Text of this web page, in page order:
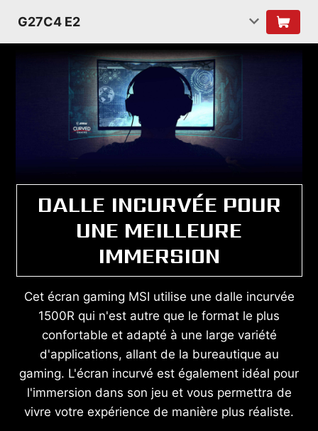
G27C4 E2
DALLE INCURVÉE POUR
UNE MEILLEURE
IMMERSION
Cet écran gaming MSI utilise une dalle incurvée
1500R qui n'est autre que le format le plus
confortable et adapté à une large variété
d'applications, allant de la bureautique au
gaming. L'écran incurvé est également idéal pour
l'immersion dans son jeu et vous permettra de
vivre votre expérience de manière plus réaliste.